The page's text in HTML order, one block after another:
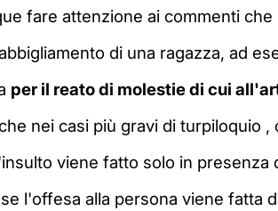
fare attenzione ai commenti
di una ragazza, ad
per il reato di molestie di cui
nei casi più gravi di turpiloquio
viene fatto solo in
l'offesa alla persona viene fatta